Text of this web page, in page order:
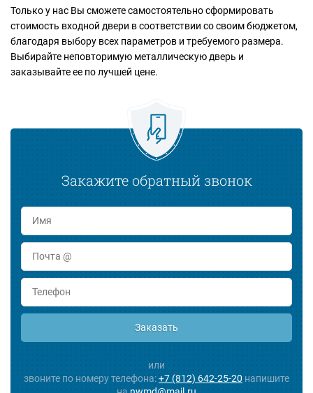
Только у нас Вы сможете самостоятельно сформировать
стоимость входной двери в соответствии со своим бюджетом,
благодаря выбору всех параметров и требуемого размера.
Выбирайте неповторимую металлическую дверь и
заказывайте ее по лучшей цене.
Закажите обратный звонок
Заказать
или
звоните по номеру телефона:+7 (812) 642-25-20 напишите